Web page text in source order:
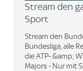
Stream den
Sport
Stream den
Bundesliga, alle
die ATP- &amp;
Majors - Nur mit